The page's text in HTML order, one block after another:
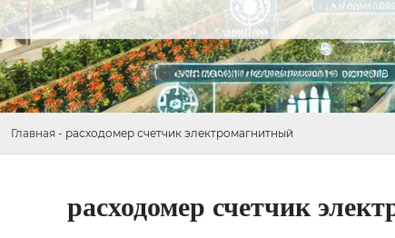
Главная - расходомер счетчик электромагнитный
расходомер счетчик